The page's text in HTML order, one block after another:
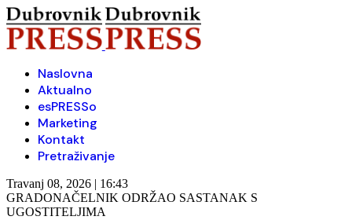
Naslovna
Aktualno
esPRESSo
Marketing
Kontakt
Pretraživanje
Travanj 08, 2026 | 16:43
GRADONAČELNIK ODRŽAO SASTANAK S
UGOSTITELJIMA